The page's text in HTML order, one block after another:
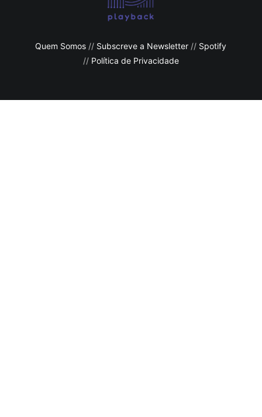
Quem Somos // Subscreve a Newsletter // Spotify
// Política de Privacidade